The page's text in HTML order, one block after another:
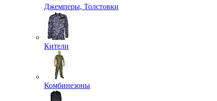
Джемперы, Толстовки
Кители
Комбинезоны